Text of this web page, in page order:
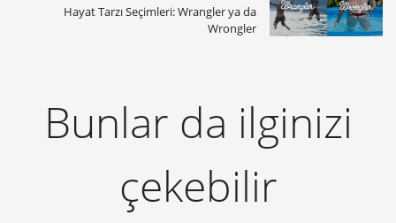
Hayat Tarzı Seçimleri: Wrangler ya da
Wrongler
Bunlar da ilginizi
çekebilir